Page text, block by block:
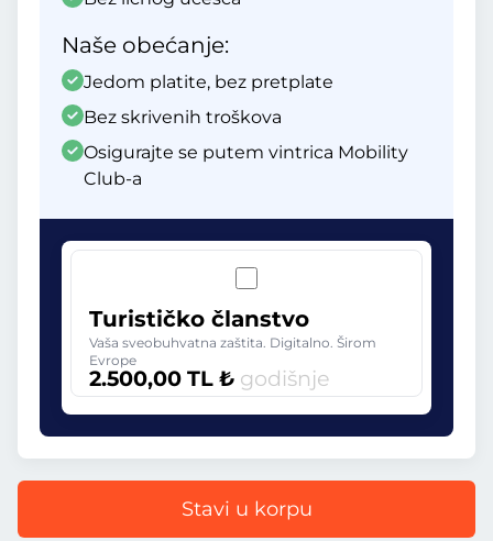
Naše obećanje:
Jedom platite, bez pretplate
Bez skrivenih troškova
Osigurajte se putem vintrica Mobility
Club-a
Turističko članstvo
Vaša sveobuhvatna zaštita. Digitalno. Širom
Evrope
2.500,00 TL ₺ godišnje
Stavi u korpu